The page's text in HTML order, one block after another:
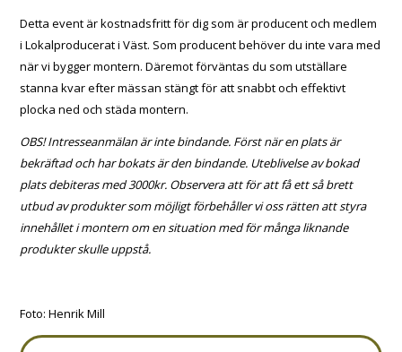
Detta event är kostnadsfritt för dig som är producent och medlem
i Lokalproducerat i Väst. Som producent behöver du inte vara med
när vi bygger montern. Däremot förväntas du som utställare
stanna kvar efter mässan stängt för att snabbt och effektivt
plocka ned och städa montern.
OBS! Intresseanmälan är inte bindande. Först när en plats är
bekräftad och har bokats är den bindande. Uteblivelse av bokad
plats debiteras med 3000kr. Observera att för att få ett så brett
utbud av produkter som möjligt förbehåller vi oss rätten att styra
innehållet i montern om en situation med för många liknande
produkter skulle uppstå.
Foto: Henrik Mill